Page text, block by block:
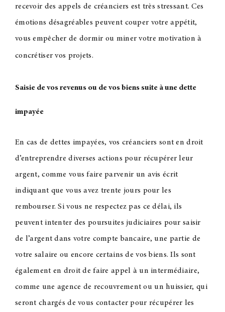
recevoir des appels de créanciers est très stressant. Ces
émotions désagréables peuvent couper votre appétit,
vous empêcher de dormir ou miner votre motivation à
concrétiser vos projets.
Saisie de vos revenus ou de vos biens suite à une dette
impayée
En cas de dettes impayées, vos créanciers sont en droit
d’entreprendre diverses actions pour récupérer leur
argent, comme vous faire parvenir un avis écrit
indiquant que vous avez trente jours pour les
rembourser. Si vous ne respectez pas ce délai, ils
peuvent intenter des poursuites judiciaires pour saisir
de l’argent dans votre compte bancaire, une partie de
votre salaire ou encore certains de vos biens. Ils sont
également en droit de faire appel à un intermédiaire,
comme une agence de recouvrement ou un huissier, qui
seront chargés de vous contacter pour récupérer les